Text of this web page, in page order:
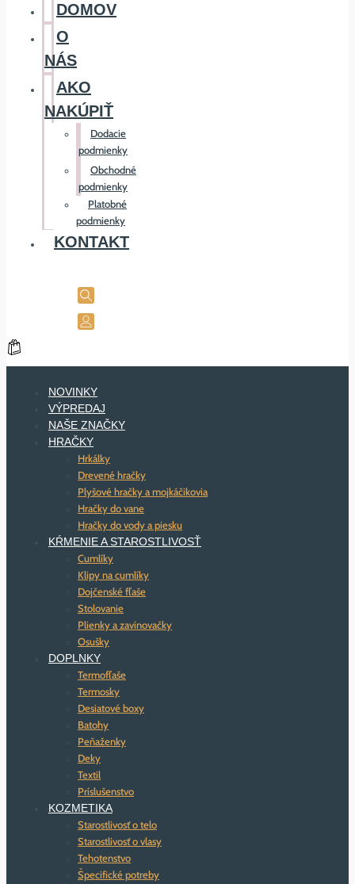
DOMOV
O
NÁS
AKO
NAKÚPIŤ
Dodacie
podmienky
Obchodné
podmienky
Platobné
podmienky
KONTAKT
NOVINKY
VÝPREDAJ
NAŠE ZNAČKY
HRAČKY
Hrkálky
Drevené hračky
Plyšové hračky a mojkáčikovia
Hračky do vane
Hračky do vody a piesku
KŔMENIE A STAROSTLIVOSŤ
Cumlíky
Klipy na cumlíky
Dojčenské fľaše
Stolovanie
Plienky a zavinovačky
Osušky
DOPLNKY
Termofľaše
Termosky
Desiatové boxy
Batohy
Peňaženky
Deky
Textil
Príslušenstvo
KOZMETIKA
Starostlivosť o telo
Starostlivosť o vlasy
Tehotenstvo
Špecifické potreby